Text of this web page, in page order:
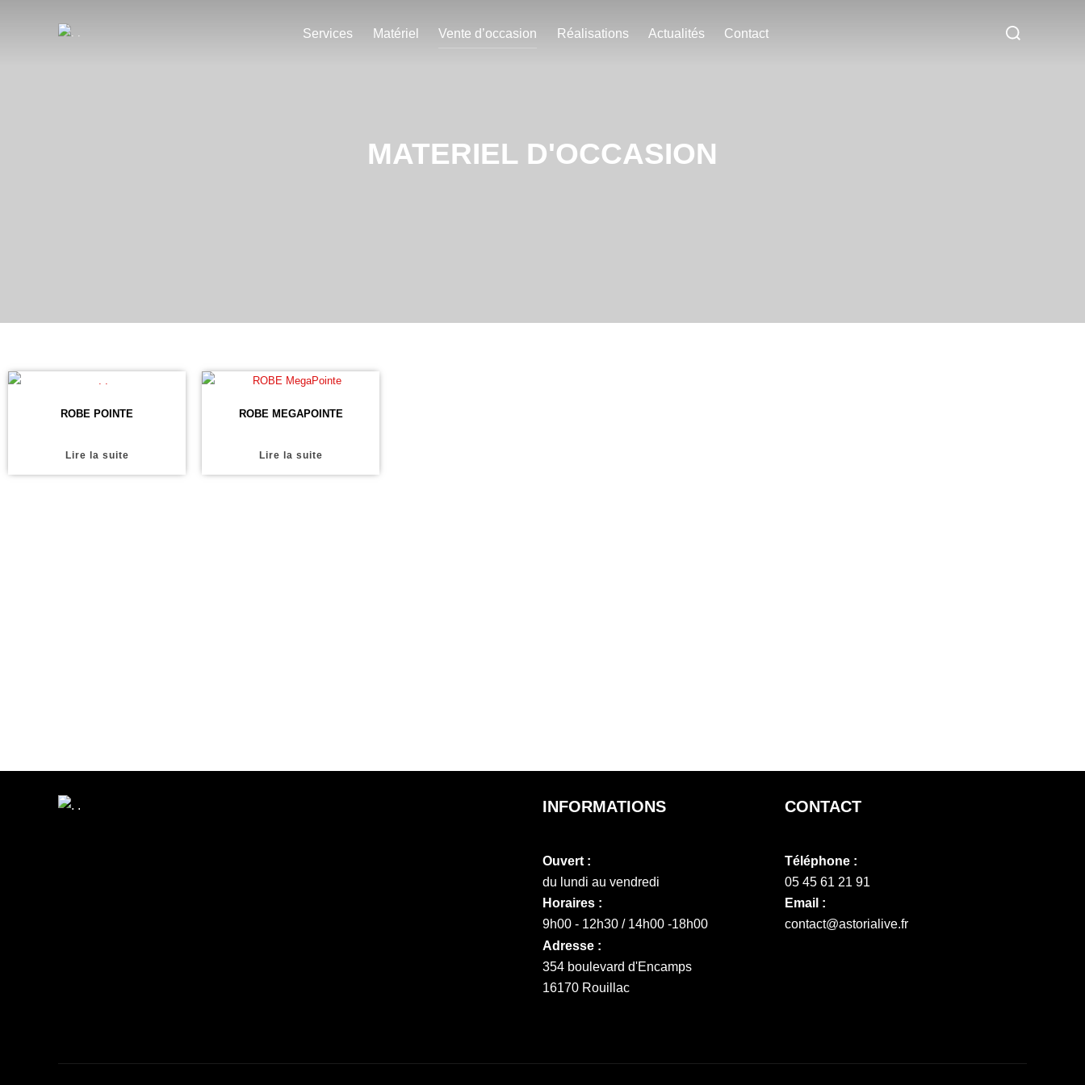
Services Matériel Vente d’occasion Réalisations Actualités Contact
MATERIEL D'OCCASION
ROBE POINTE
Lire la suite
ROBE MEGAPOINTE
Lire la suite
INFORMATIONS
Ouvert :
du lundi au vendredi
Horaires :
9h00 - 12h30 / 14h00 -18h00
Adresse :
354 boulevard d'Encamps
16170 Rouillac
CONTACT
Téléphone :
05 45 61 21 91
Email :
contact@astorialive.fr